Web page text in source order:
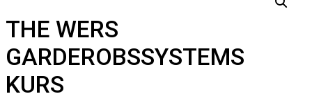
THE WERS
GARDEROBSSYSTEMS
KURS